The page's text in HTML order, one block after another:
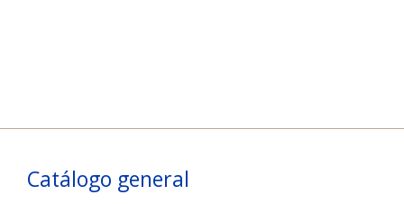
Catálogo general